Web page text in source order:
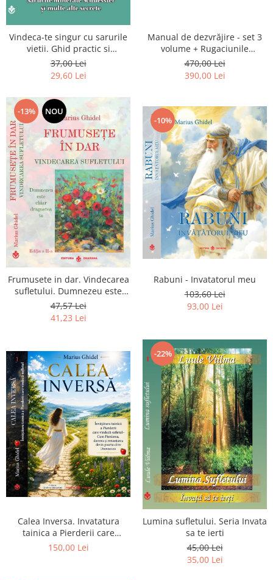
Vindeca-te singur cu sarurile
vietii. Ghid practic si
informativ. Sarurile minerale
Schuessler si multe alte
secrete
37,00 Lei
29,60 Lei
Manual de dezvrăjire - set 3
volume + Rugaciunile
Luceafarului de Dimineata -
Gratuit)
470,00 Lei
390,00 Lei
-13% NOU
Frumusete in dar. Vindecarea
sufletului. Dumnezeu este
chiar dragostea ta. Editia a 2-
a
47,57 Lei
41,23 Lei
-10%
Rabuni - Invatatorul meu
103,60 Lei
93,00 Lei
Calea Inversa. Invatatura
tainica a Pierderii care
vindeca sufletul - Cum
150,00 Lei
-22%
Lumina sufletului. Seria Invata
sa te ierti
45,00 Lei
35,00 Lei